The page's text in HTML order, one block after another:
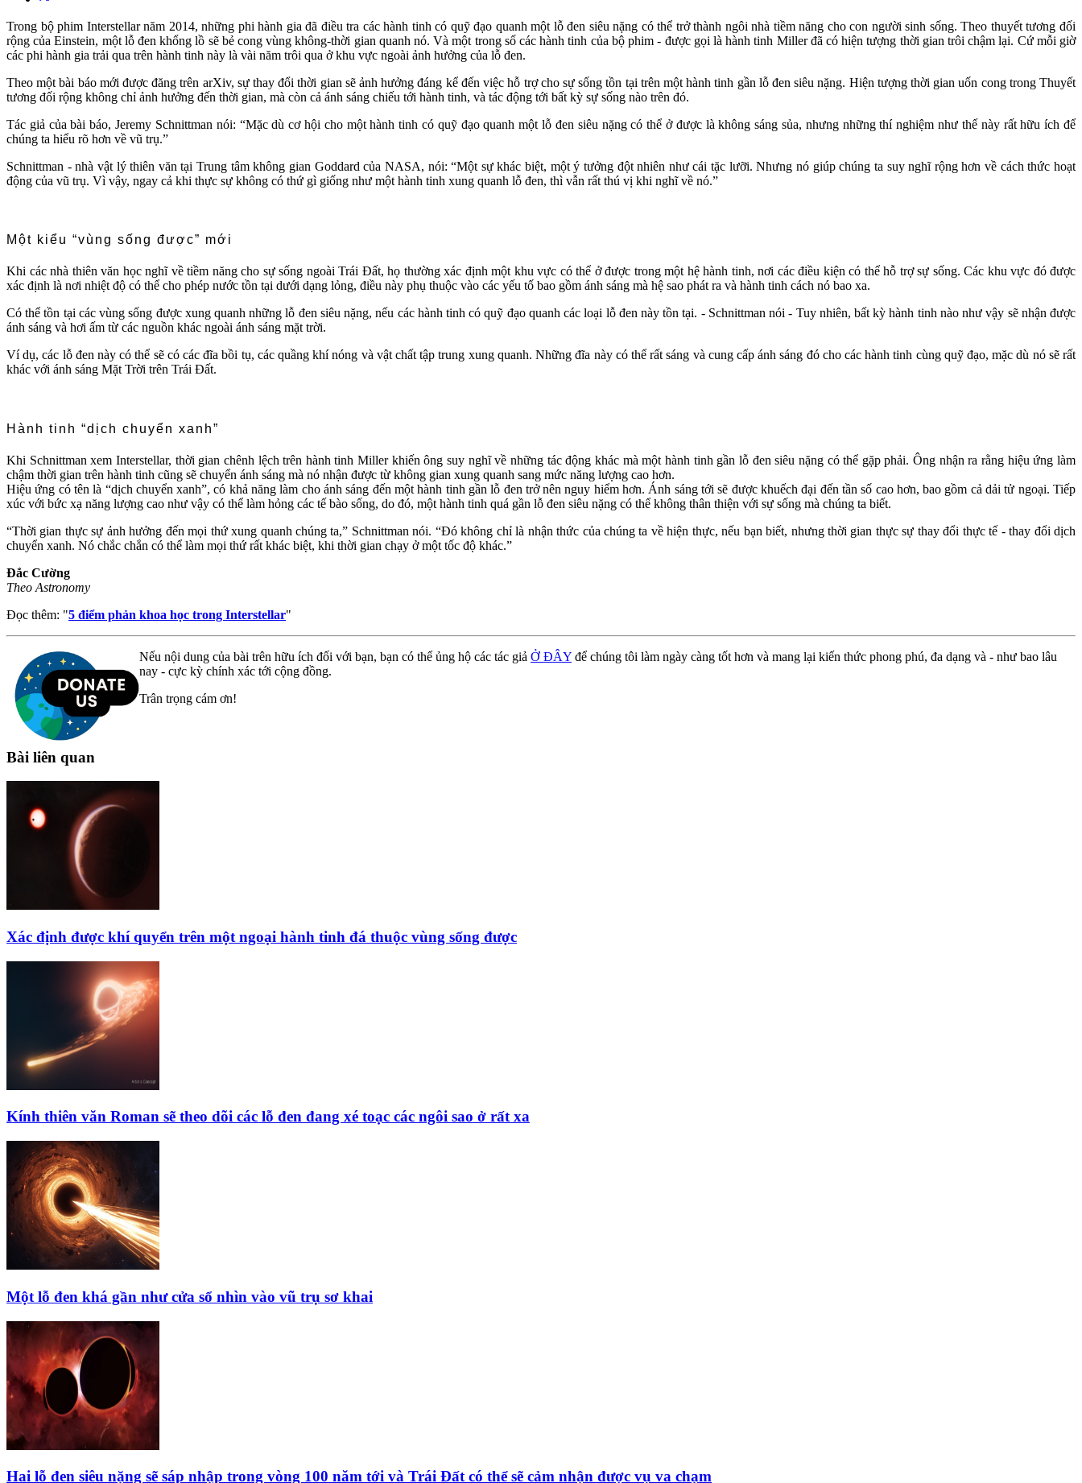
Trong bộ phim Interstellar năm 2014, những phi hành gia đã điều tra các hành tinh có quỹ đạo quanh một lỗ đen siêu nặng có thể trở thành ngôi nhà tiềm năng cho con người sinh sống. Theo thuyết tương đối
rộng của Einstein, một lỗ đen khổng lồ sẽ bẻ cong vùng không-thời gian quanh nó. Và một trong số các hành tinh của bộ phim - được gọi là hành tinh Miller đã có hiện tượng thời gian trôi chậm lại. Cứ mỗi giờ
các phi hành gia trải qua trên hành tinh này là vài năm trôi qua ở khu vực ngoài ảnh hưởng của lỗ đen.
Theo một bài báo mới được đăng trên arXiv, sự thay đổi thời gian sẽ ảnh hưởng đáng kể đến việc hỗ trợ cho sự sống tồn tại trên một hành tinh gần lỗ đen siêu nặng. Hiện tượng thời gian uốn cong trong Thuyết
tương đối rộng không chỉ ảnh hưởng đến thời gian, mà còn cả ánh sáng chiếu tới hành tinh, và tác động tới bất kỳ sự sống nào trên đó.
Tác giả của bài báo, Jeremy Schnittman nói: “Mặc dù cơ hội cho một hành tinh có quỹ đạo quanh một lỗ đen siêu nặng có thể ở được là không sáng sủa, nhưng những thí nghiệm như thế này rất hữu ích để
chúng ta hiểu rõ hơn về vũ trụ.”
Schnittman - nhà vật lý thiên văn tại Trung tâm không gian Goddard của NASA, nói: “Một sự khác biệt, một ý tưởng đột nhiên như cái tặc lưỡi. Nhưng nó giúp chúng ta suy nghĩ rộng hơn về cách thức hoạt
động của vũ trụ. Vì vậy, ngay cả khi thực sự không có thứ gì giống như một hành tinh xung quanh lỗ đen, thì vẫn rất thú vị khi nghĩ về nó.”
Một kiểu “vùng sống được” mới
Khi các nhà thiên văn học nghĩ về tiềm năng cho sự sống ngoài Trái Đất, họ thường xác định một khu vực có thể ở được trong một hệ hành tinh, nơi các điều kiện có thể hỗ trợ sự sống. Các khu vực đó được
xác định là nơi nhiệt độ có thể cho phép nước tồn tại dưới dạng lỏng, điều này phụ thuộc vào các yếu tố bao gồm ánh sáng mà hệ sao phát ra và hành tinh cách nó bao xa.
Có thể tồn tại các vùng sống được xung quanh những lỗ đen siêu nặng, nếu các hành tinh có quỹ đạo quanh các loại lỗ đen này tồn tại. - Schnittman nói - Tuy nhiên, bất kỳ hành tinh nào như vậy sẽ nhận được
ánh sáng và hơi ấm từ các nguồn khác ngoài ánh sáng mặt trời.
Ví dụ, các lỗ đen này có thể sẽ có các đĩa bồi tụ, các quầng khí nóng và vật chất tập trung xung quanh. Những đĩa này có thể rất sáng và cung cấp ánh sáng đó cho các hành tinh cùng quỹ đạo, mặc dù nó sẽ rất
khác với ánh sáng Mặt Trời trên Trái Đất.
Hành tinh “dịch chuyển xanh”
Khi Schnittman xem Interstellar, thời gian chênh lệch trên hành tinh Miller khiến ông suy nghĩ về những tác động khác mà một hành tinh gần lỗ đen siêu nặng có thể gặp phải. Ông nhận ra rằng hiệu ứng làm
chậm thời gian trên hành tinh cũng sẽ chuyển ánh sáng mà nó nhận được từ không gian xung quanh sang mức năng lượng cao hơn.
Hiệu ứng có tên là “dịch chuyển xanh”, có khả năng làm cho ánh sáng đến một hành tinh gần lỗ đen trở nên nguy hiểm hơn. Ánh sáng tới sẽ được khuếch đại đến tần số cao hơn, bao gồm cả dải tử ngoại. Tiếp
xúc với bức xạ năng lượng cao như vậy có thể làm hỏng các tế bào sống, do đó, một hành tinh quá gần lỗ đen siêu nặng có thể không thân thiện với sự sống mà chúng ta biết.
“Thời gian thực sự ảnh hưởng đến mọi thứ xung quanh chúng ta,” Schnittman nói. “Đó không chỉ là nhận thức của chúng ta về hiện thực, nếu bạn biết, nhưng thời gian thực sự thay đổi thực tế - thay đổi dịch
chuyển xanh. Nó chắc chắn có thể làm mọi thứ rất khác biệt, khi thời gian chạy ở một tốc độ khác.”
Đắc Cường
Theo Astronomy
Đọc thêm: "5 điểm phản khoa học trong Interstellar"
Nếu nội dung của bài trên hữu ích đối với bạn, bạn có thể ủng hộ các tác giả Ở ĐÂY để chúng tôi làm ngày càng tốt hơn và mang lại kiến thức phong phú, đa dạng và - như bao lâu
nay - cực kỳ chính xác tới cộng đồng.
Trân trọng cám ơn!
Bài liên quan
Xác định được khí quyển trên một ngoại hành tinh đá thuộc vùng sống được
Kính thiên văn Roman sẽ theo dõi các lỗ đen đang xé toạc các ngôi sao ở rất xa
Một lỗ đen khá gần như cửa sổ nhìn vào vũ trụ sơ khai
Hai lỗ đen siêu nặng sẽ sáp nhập trong vòng 100 năm tới và Trái Đất có thể sẽ cảm nhận được vụ va chạm